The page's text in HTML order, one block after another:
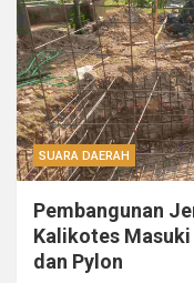
SUARA DAERAH
Pembangunan
Kalikotes Masuki
dan Pylon